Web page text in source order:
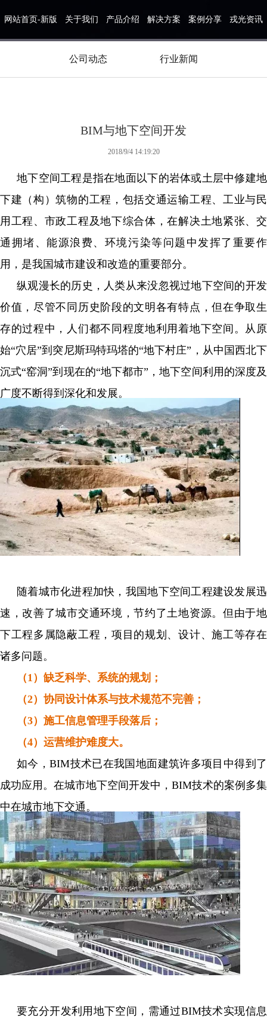
网站首页-新版 关于我们 产品介绍 解决方案 案例分享 戎光资讯
公司动态 行业新闻
BIM与地下空间开发
2018/9/4 14:19:20
地下空间工程是指在地面以下的岩体或土层中修建地
下建（构）筑物的工程，包括交通运输工程、工业与民
用工程、市政工程及地下综合体，在解决土地紧张、交
通拥堵、能源浪费、环境污染等问题中发挥了重要作
用，是我国城市建设和改造的重要部分。
纵观漫长的历史，人类从来没忽视过地下空间的开发
价值，尽管不同历史阶段的文明各有特点，但在争取生
存的过程中，人们都不同程度地利用着地下空间。从原
始“穴居”到突尼斯玛特玛塔的“地下村庄”，从中国西北下
沉式“窑洞”到现在的“地下都市”，地下空间利用的深度及
广度不断得到深化和发展。
随着城市化进程加快，我国地下空间工程建设发展迅
速，改善了城市交通环境，节约了土地资源。但由于地
下工程多属隐蔽工程，项目的规划、设计、施工等存在
诸多问题。
（1）缺乏科学、系统的规划；
（2）协同设计体系与技术规范不完善；
（3）施工信息管理手段落后；
（4）运营维护难度大。
如今，BIM技术已在我国地面建筑许多项目中得到了
成功应用。在城市地下空间开发中，BIM技术的案例多集
中在城市地下交通。
要充分开发利用地下空间，需通过BIM技术实现信息